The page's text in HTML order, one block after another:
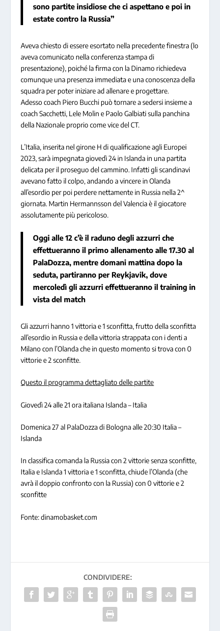
sono partite insidiose che ci aspettano e poi in
estate contro la Russia”
Aveva chiesto di essere esortato nella precedente finestra (lo
aveva comunicato nella conferenza stampa di
presentazione), poiché la firma con la Dinamo richiedeva
comunque una presenza immediata e una conoscenza della
squadra per poter iniziare ad allenare e progettare.
Adessocoach Piero Bucchi può tornare a sedersi insieme a
coach Sacchetti, Lele Molin e Paolo Galbiati sulla panchina
della Nazionale proprio come vice del CT.
L’Italia, inserita nel girone H di qualificazione agli Europei
2023, sarà impegnatagiovedì 24 in Islanda in una partita
delicata per il proseguo del cammino. Infatti gli scandinavi
avevano fatto il colpo, andando a vincere in Olanda
all’esordio per poi perdere nettamente in Russia nella 2^
giornata. Martin Hermannsson del Valencia è il giocatore
assolutamente più pericoloso.
Oggi alle 12 c’è il raduno degli azzurri che
effettueranno il primo allenamento alle 17.30 al
PalaDozza, mentre domani mattina dopo la
seduta, partiranno per Reykjavik, dove
mercoledì gli azzurri effettueranno il training in
vista del match
Gli azzurri hanno 1 vittoria e 1 sconfitta, frutto della sconfitta
all’esordio in Russia e della vittoria strappata con i denti a
Milano con l’Olanda che in questo momento si trova con 0
vittorie e 2 sconfitte.
Questo il programma dettagliato delle partite
Giovedì 24 alle 21 ora italiana Islanda – Italia
Domenica 27 al PalaDozza di Bologna alle 20:30 Italia –
Islanda
In classifica comanda la Russia con 2 vittorie senza sconfitte,
Italia e Islanda 1 vittoria e 1 sconfitta, chiude l’Olanda (che
avrà il doppio confronto con la Russia) con 0 vittorie e 2
sconfitte
Fonte: dinamobasket.com
CONDIVIDERE: